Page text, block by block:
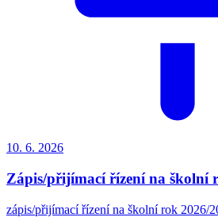
10. 6. 2026
Zápis/přijímací řízení na školní
zápis/přijímací řízení na školní rok 2026/